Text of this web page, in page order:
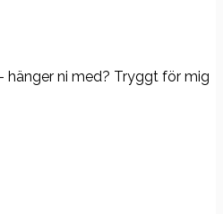
hänger ni med? Tryggt för mig